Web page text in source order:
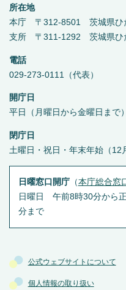
公式ウェブサイトについて
個人情報の取り扱い
所在地
本庁 〒312-8501 茨城県ひ
支所 〒311-1292 茨城県ひ
電話
029-273-0111（代表）
開庁日
平日（月曜日から金曜日まで
閉庁日
土曜日・祝日・年末年始（12
日曜窓口開庁（本庁総合窓
日曜日 午前8時30分から
分まで